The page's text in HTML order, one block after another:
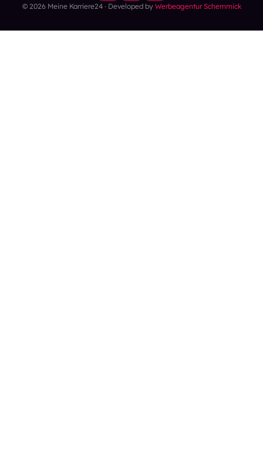
© 2026 Meine Karriere24 · Developed by Werbeagentur Schemmick